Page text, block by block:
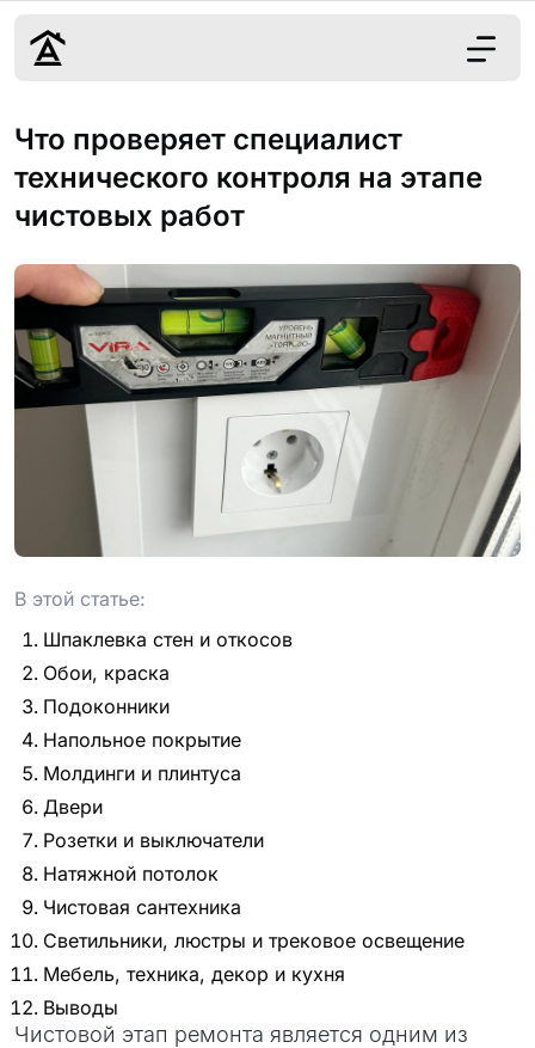
Дизайн
Ремонт
Цены
Контакты
г. Краснодар
8 (861) 945-12-
34
Обсудить
Что проверяет специалист
технического контроля на этапе
чистовых работ
В этой статье:
Шпаклевка стен и откосов
Обои, краска
Подоконники
Напольное покрытие
Молдинги и плинтуса
Двери
Розетки и выключатели
Натяжной потолок
Чистовая сантехника
Светильники, люстры и трековое освещение
Мебель, техника, декор и кухня
Выводы
Чистовой этап ремонта является одним из